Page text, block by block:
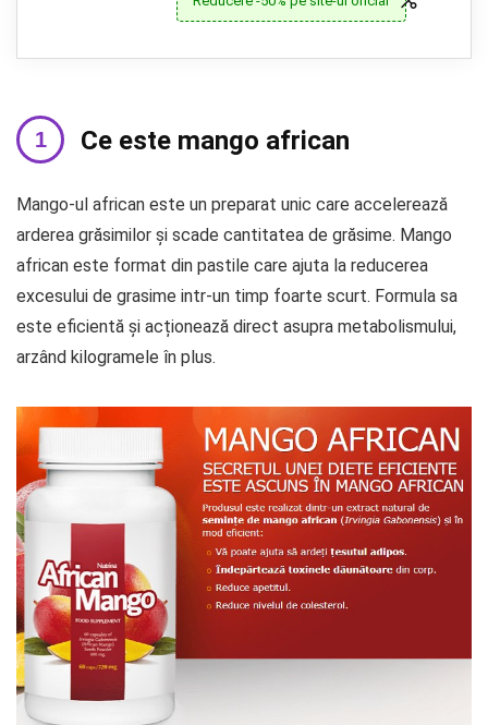
Ce este mango african
Mango-ul african este un preparat unic care accelerează
arderea grăsimilor și scade cantitatea de grăsime. Mango
african este format din pastile care ajuta la reducerea
excesului de grasime intr-un timp foarte scurt. Formula sa
este eficientă și acționează direct asupra metabolismului,
arzând kilogramele în plus.